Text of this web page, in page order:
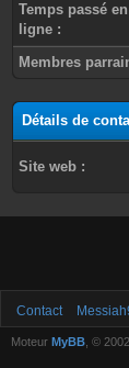
Temps passé en
ligne :
Membres
Détails de
Site web :
Contact
Moteur MyBB , ©